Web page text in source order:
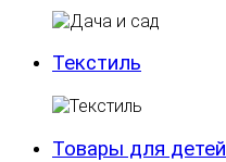
Текстиль
Товары для детей